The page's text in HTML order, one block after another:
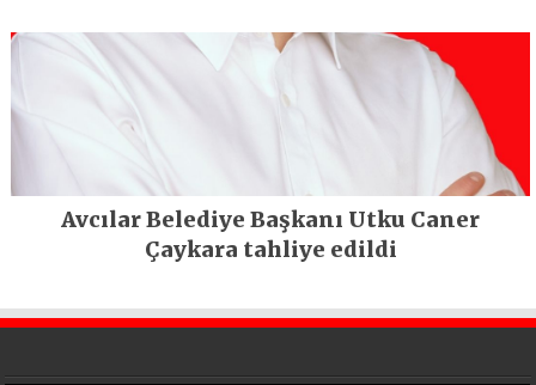
Avcılar Belediye Başkanı Utku Caner
Çaykara tahliye edildi